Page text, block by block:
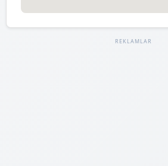
REKLAMLAR